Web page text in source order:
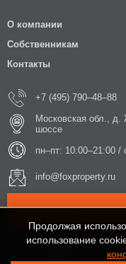
О компании
Собственникам
Контакты
+7 (495) 790–48–88
Московская обл., д.
шоссе
пн–пт: 10:00–21:00 /
info@foxproperty.ru
Продолжая
использование